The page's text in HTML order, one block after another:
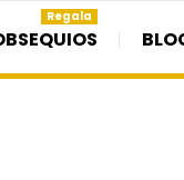
Regala